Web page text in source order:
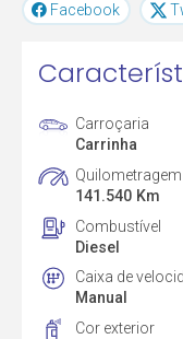
Facebook
Carroçaria
Carrinha
Quilometragem
141.540 Km
Combustível
Diesel
Caixa de
Manual
Cor exterior